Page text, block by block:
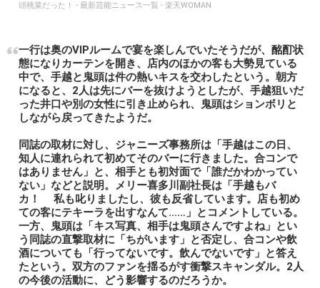
頭桃菜だった！ - 最新芸能ニュース一覧 - 楽天WOMAN
一行は奥のVIPルームで宴を楽しんでいたそうだが、酩酊状
態になりカーテンを開き、店内のほかの客も大勢見ている
中で、手越と鬼頭は件の熱いキスを交わしたという。朝方
になると、2人は先にバーを抜けようとしたが、手越狙いだ
った井口や別の女性に引き止められ、鬼頭はションボリと
しながら戻ってきたようだ。
同誌の取材に対し、ジャニーズ事務所は「手越はこの日、
知人に連れられて初めてそのバーに行きました。合コンで
はありません」と、相手とも初対面で「誰だかわかってい
ない」などと説明。メリー喜多川副社長は「手越もバ
カ！ 私も叱りましたし、彼も反省しています。店も初め
ての客にテキーラを出すなんて……」とコメントしている。
一方、鬼頭は「キス写真、相手は鬼頭さんですよね」とい
う同誌の直撃取材に「ちがいます」と否定し、合コンや飲
酒についても「行ってないです。飲んでないです」と答え
たという。双方のファンを揺るがす衝撃スキャンダル。2人
の今後の活動に、どう影響するのだろうか。